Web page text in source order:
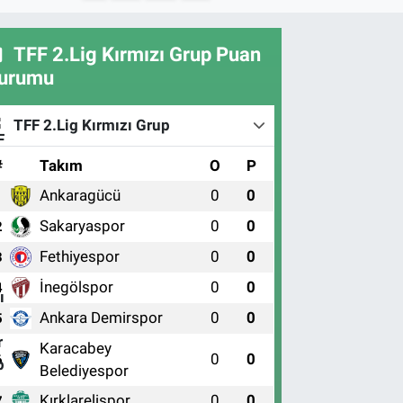
TFF 2.Lig Kırmızı Grup Puan
TFF 2.Lig Kırmızı Grup
Takım O P
Ankaragücü 0 0
Sakaryaspor 0 0
Fethiyespor 0 0
İnegölspor 0 0
Ankara Demirspor 0 0
Karacabey
Belediyespor
0 0